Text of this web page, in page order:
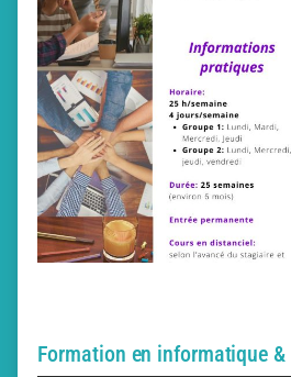
Formation en informatique